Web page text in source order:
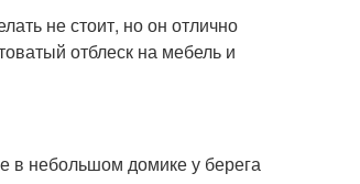
не стоит, но он отлично
отблеск на мебель и
в небольшом домике у берега